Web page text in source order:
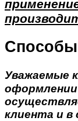
Способы
Уважаемые
оформлении
клиента и